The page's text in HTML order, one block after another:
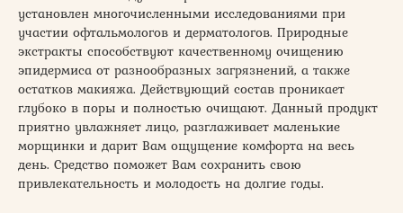
установлен многочисленными исследованиями при
участии офтальмологов и дерматологов. Природные
экстракты способствуют качественному очищению
эпидермиса от разнообразных загрязнений, а также
остатков макияжа. Действующий состав проникает
глубоко в поры и полностью очищают. Данный продукт
приятно увлажняет лицо, разглаживает маленькие
морщинки и дарит Вам ощущение комфорта на весь
день. Средство поможет Вам сохранить свою
привлекательность и молодость на долгие годы.